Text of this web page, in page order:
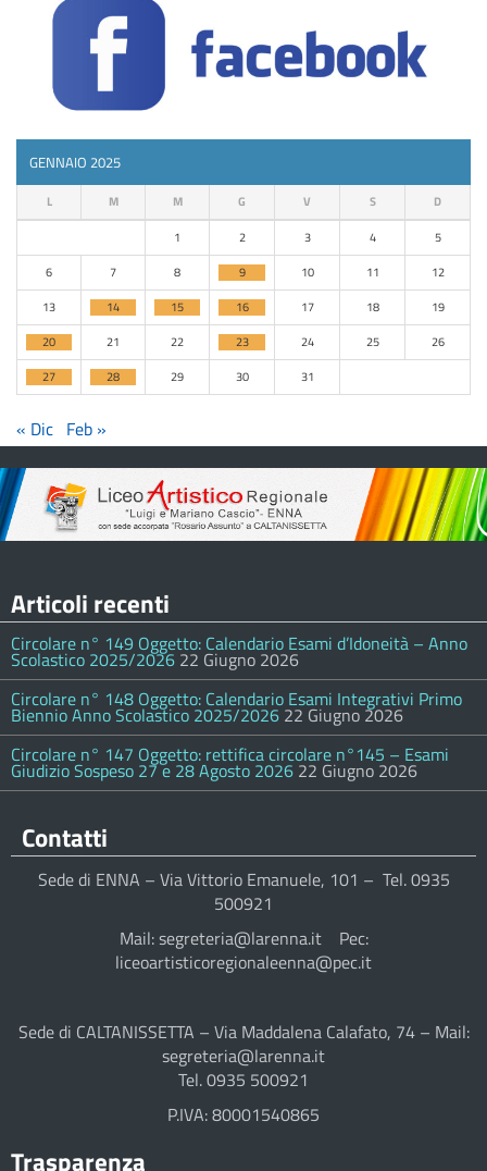
GENNAIO 2025
L M M G V S D
1 2 3 4
5
6
7 8 9 10 11
12
13
14 15 16 17 18
19
20
21 22 23 24 25
26
27
28 29 30 31
« Dic Feb »
Articoli recenti
Circolare n° 149 Oggetto: Calendario Esami d’Idoneità – Anno
Scolastico 2025/2026 22 Giugno 2026
Circolare n° 148 Oggetto: Calendario Esami Integrativi Primo
Biennio Anno Scolastico 2025/2026 22 Giugno 2026
Circolare n° 147 Oggetto: rettifica circolare n°145 – Esami
Giudizio Sospeso 27 e 28 Agosto 2026 22 Giugno 2026
Contatti
Sede di ENNA – Via Vittorio Emanuele, 101 – Tel. 0935
500921
Mail: segreteria@larenna.it Pec:
liceoartisticoregionaleenna@pec.it
Sede di CALTANISSETTA – Via Maddalena Calafato, 74 – Mail:
segreteria@larenna.it
Tel. 0935 500921
P.IVA: 80001540865
Trasparenza